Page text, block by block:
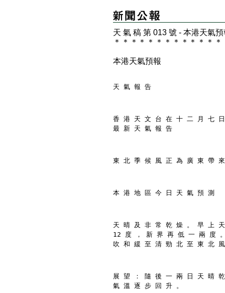
天 氣 稿 第 013 號 - 本港天氣
＊
＊ ＊ ＊ ＊ ＊ ＊ ＊ ＊ ＊ ＊ ＊ ＊
本港天氣預報
天 氣 報 告
香 港 天 文 台 在 十 二 月 七
最 新 天 氣 報 告
東 北 季 候 風 正 為 廣 東 帶
本 港 地 區 今 日 天 氣 預 測
天 晴 及 非 常 乾 燥 。 早 上
12 度 ， 新 界 再 低 一 兩 度
吹 和 緩 至 清 勁 北 至 東 北
展 望 ： 隨 後 一 兩 日 天 晴
氣 溫 逐 步 回 升 。